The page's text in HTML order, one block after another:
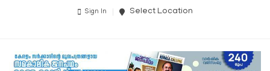
Sign In Select Location